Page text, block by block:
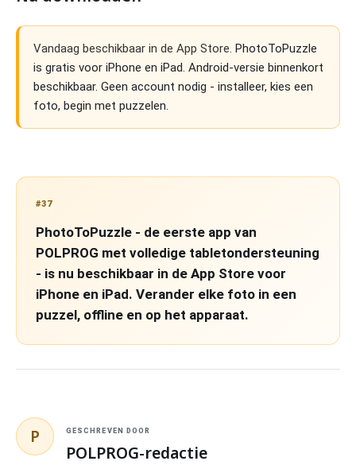
Vandaag beschikbaar in de App Store. PhotoToPuzzle
is gratis voor iPhone en iPad. Android-versie binnenkort
beschikbaar. Geen account nodig - installeer, kies een
foto, begin met puzzelen.
#37
PhotoToPuzzle - de eerste app van
POLPROG met volledige tabletondersteuning
- is nu beschikbaar in de App Store voor
iPhone en iPad. Verander elke foto in een
puzzel, offline en op het apparaat.
P GESCHREVEN DOOR
POLPROG-redactie